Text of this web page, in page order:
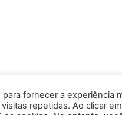
fornecer a experiência
repetidas. Ao clicar